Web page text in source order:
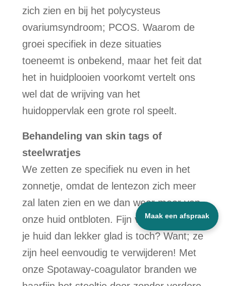
Maak een afspraak
zich zien en bij het polycysteus
ovariumsyndroom; PCOS. Waarom de
groei specifiek in deze situaties
toeneemt is onbekend, maar het feit dat
het in huidplooien voorkomt vertelt ons
wel dat de wrijving van het
huidoppervlak een grote rol speelt.
Behandeling van skin tags of
steelwratjes
We zetten ze specifiek nu even in het
zonnetje, omdat de lentezon zich meer
zal laten zien en we dan weer meer van
onze huid ontbloten. Fijn voor jezelf als
je huid dan lekker glad is toch? Want; ze
zijn heel eenvoudig te verwijderen! Met
onze Spotaway-coagulator branden we